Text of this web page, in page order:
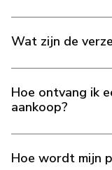
Wat zijn de
Hoe ontvang ik
aankoop?
Hoe wordt mijn